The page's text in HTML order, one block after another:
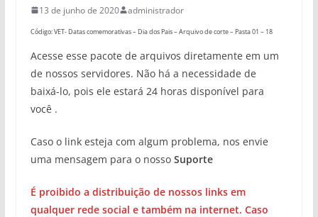
13 de junho de 2020 administrador
Código: VET- Datas comemorativas – Dia dos Pais – Arquivo de corte – Pasta 01 – 18
Acesse esse pacote de arquivos diretamente em um
de nossos servidores. Não há a necessidade de
baixá-lo, pois ele estará 24 horas disponível para
você .
Caso o link esteja com algum problema, nos envie
uma mensagem para o nosso Suporte
É proibido a distribuição de nossos links em
qualquer rede social e também na internet. Caso